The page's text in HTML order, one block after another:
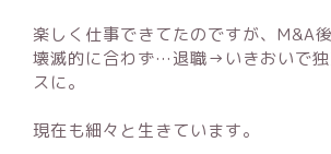
楽しく仕事できてたのですが、M&A
壊滅的に合わず…退職→いきおいで独
スに。
現在も細々と生きています。